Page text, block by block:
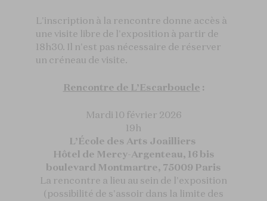
L'inscription à la rencontre donne accès à
une visite libre de l'exposition à partir de
18h30. Il n'est pas nécessaire de réserver
un créneau de visite.
Rencontre de L’Escarboucle :
Mardi 10 février 2026
19h
L’École des Arts Joailliers
Hôtel de Mercy-Argenteau, 16 bis
boulevard Montmartre, 75009 Paris
La rencontre a lieu au sein de l'exposition
(possibilité de s'assoir dans la limite des